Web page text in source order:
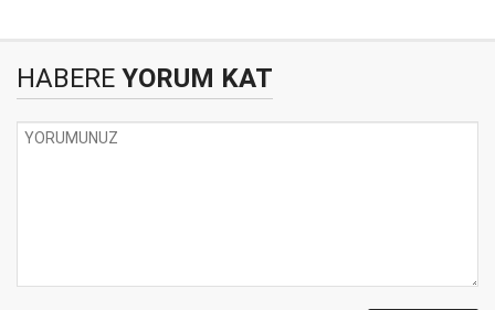
HABERE YORUM KAT